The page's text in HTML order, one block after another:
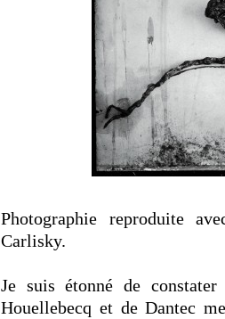
Photographie reproduite
Carlisky.
Je suis étonné de
Houellebecq et de Dantec